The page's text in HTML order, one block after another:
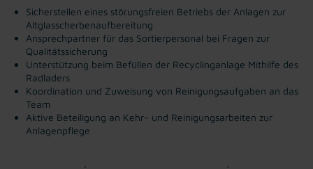
Sicherstellen eines störungsfreien Betriebs der Anlagen zur
Altglasscherbenaufbereitung
Ansprechpartner für das Sortierpersonal bei Fragen zur
Qualitätssicherung
Unterstützung beim Befüllen der Recyclinganlage Mithilfe des
Radladers
Koordination und Zuweisung von Reinigungsaufgaben an das
Team
Aktive Beteiligung an Kehr- und Reinigungsarbeiten zur
Anlagenpflege